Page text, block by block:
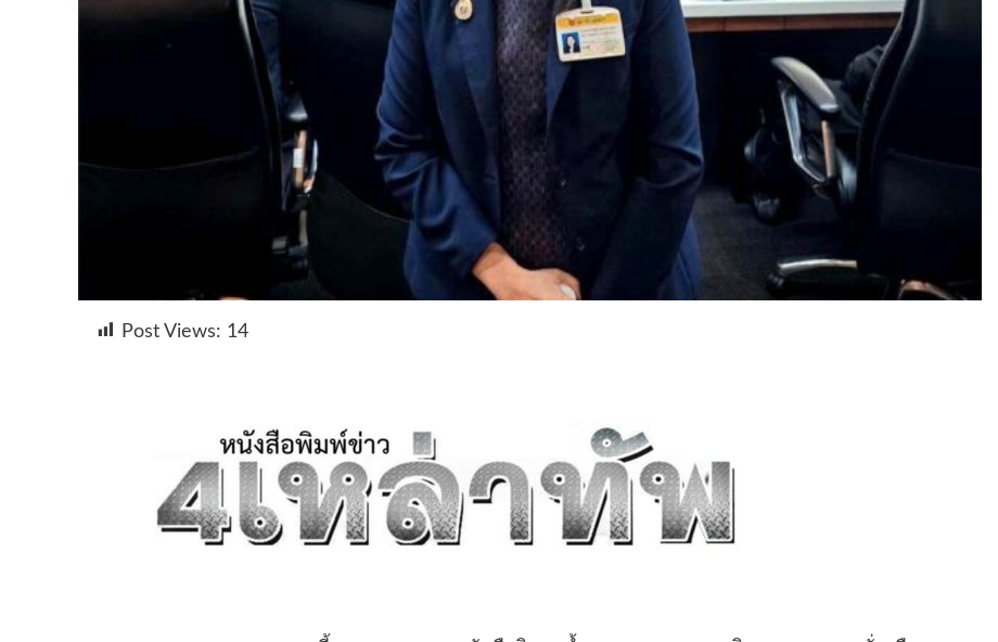
Post Views: 14